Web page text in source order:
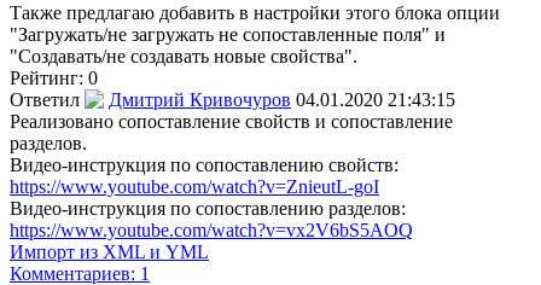
Также предлагаю добавить в настройки этого блока опции
"Загружать/не загружать не сопоставленные поля" и
"Создавать/не создавать новые свойства".
Рейтинг: 0
Ответил
Дмитрий Кривочуров 04.01.2020 21:43:15
Реализовано сопоставление свойств и сопоставление
разделов.
Видео-инструкция по сопоставлению свойств:
https://www.youtube.com/watch?v=ZnieutL-goI
Видео-инструкция по сопоставлению разделов:
https://www.youtube.com/watch?v=vx2V6bS5AOQ
Импорт из XML и YML
Комментариев: 1